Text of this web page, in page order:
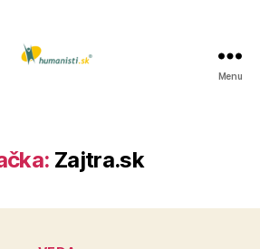
Menu
Zajtra.sk